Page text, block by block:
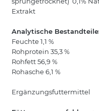
Extrakt
Analytische
Feuchte 1,1 %
Rohprotein 35,3 %
Rohfett 56,9 %
Rohasche 6,1 %
Ergänzungsfuttermittel